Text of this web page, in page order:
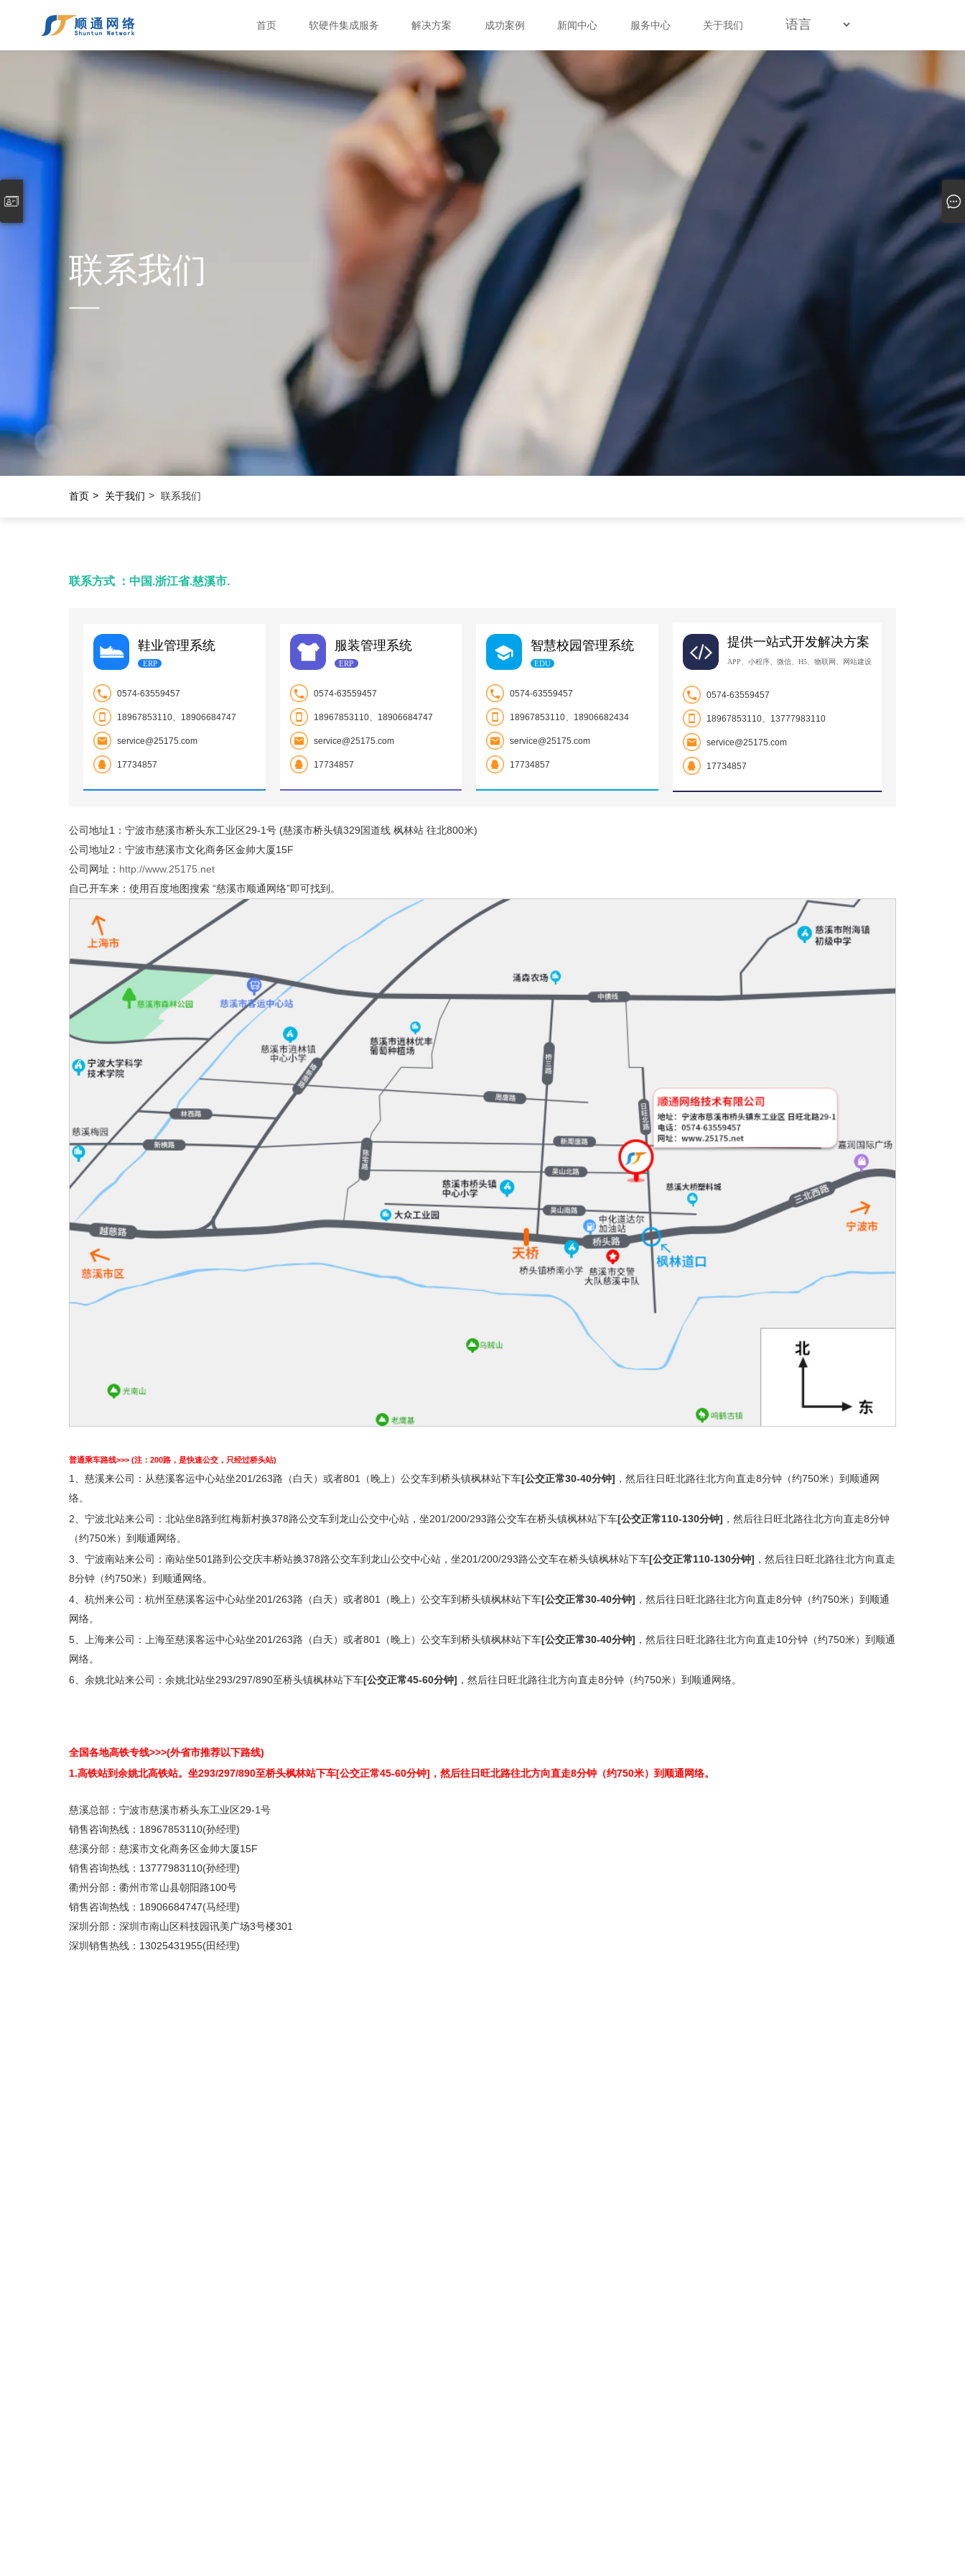
首页 软硬件集成服务 解决方案 成功案例 新闻中心 服务中心 关于我们
联系我们
首页 关于我们 联系我们
联系方式 ：中国.浙江省.慈溪市.
鞋业管理系统
ERP
0574-63559457
18967853110、18906684747
service@25175.com
17734857
服装管理系统
ERP
0574-63559457
18967853110、18906684747
service@25175.com
17734857
智慧校园管理系统
EDU
0574-63559457
18967853110、18906682434
service@25175.com
17734857
提供一站式开发解决方案
APP、小程序、微信、H5、物联网、网站建设
0574-63559457
18967853110、13777983110
service@25175.com
17734857
公司地址1：宁波市慈溪市桥头东工业区29-1号 (慈溪市桥头镇329国道线 枫林站 往北800米)
公司地址2：宁波市慈溪市文化商务区金帅大厦15F
公司网址： http://www.25175.net
自己开车来：使用百度地图搜索 “慈溪市顺通网络”即可找到。
普通乘车路线>>> (注：200路，是快速公交，只经过桥头站)
1、慈溪来公司：从慈溪客运中心站坐201/263路（白天）或者801（晚上）公交车到桥头镇枫林站下车[公交正常30-40分钟] ，然后往日旺北路往北方向直走8分钟（约750米）到顺通网
络。
2、宁波北站来公司：北站坐8路到红梅新村换378路公交车到龙山公交中心站，坐201/200/293路公交车在桥头镇枫林站下车[公交正常110-130分钟] ，然后往日旺北路往北方向直走8分钟
（约750米）到顺通网络。
3、宁波南站来公司：南站坐501路到公交庆丰桥站换378路公交车到龙山公交中心站，坐201/200/293路公交车在桥头镇枫林站下车[公交正常110-130分钟] ，然后往日旺北路往北方向直走
8分钟（约750米）到顺通网络。
4、杭州来公司：杭州至慈溪客运中心站坐201/263路（白天）或者801（晚上）公交车到桥头镇枫林站下车[公交正常30-40分钟] ，然后往日旺北路往北方向直走8分钟（约750米）到顺通
网络。
5、上海来公司：上海至慈溪客运中心站坐201/263路（白天）或者801（晚上）公交车到桥头镇枫林站下车[公交正常30-40分钟] ，然后往日旺北路往北方向直走10分钟（约750米）到顺通
网络。
6、余姚北站来公司：余姚北站坐293/297/890至桥头镇枫林站下车[公交正常45-60分钟] ，然后往日旺北路往北方向直走8分钟（约750米）到顺通网络。
全国各地高铁专线>>>(外省市推荐以下路线)
1.高铁站到余姚北高铁站。坐293/297/890至桥头枫林站下车[公交正常45-60分钟]，然后往日旺北路往北方向直走8分钟（约750米）到顺通网络。
慈溪总部：宁波市慈溪市桥头东工业区29-1号
销售咨询热线：18967853110(孙经理)
慈溪分部：慈溪市文化商务区金帅大厦15F
销售咨询热线：13777983110(孙经理)
衢州分部：衢州市常山县朝阳路100号
销售咨询热线：18906684747(马经理)
深圳分部：深圳市南山区科技园讯美广场3号楼301
深圳销售热线：13025431955(田经理)